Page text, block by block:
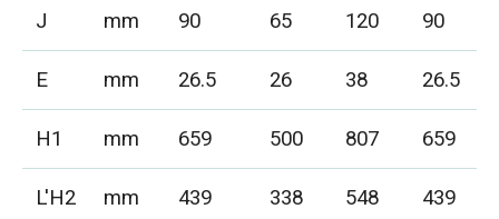
J
mm 90 65 120 90
E
mm 26.5 26 38 26.5
H1
mm 659 500 807 659
L'H2
mm 439 338 548 439